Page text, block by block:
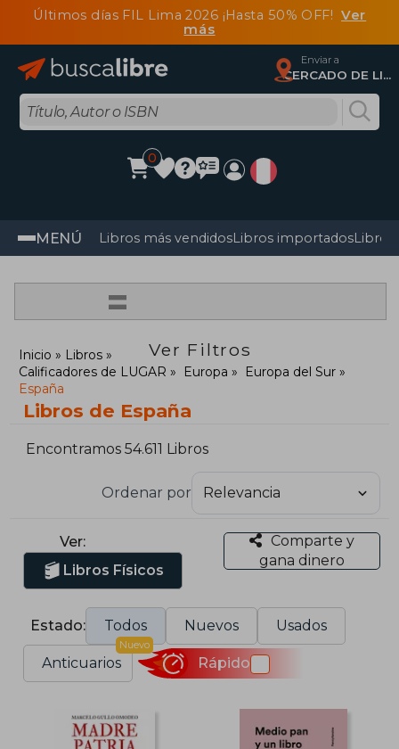
Últimos días FIL Lima 2026 ¡Hasta 50% OFF!Ver
más
Enviar a
CERCADO DE LIMA, Lima
0
MENÚ Libros más vendidosLibros importadosLibros
=
Ver Filtros
Inicio
Libros
Calificadores de LUGAR
Europa
Europa del Sur
España
Libros de España
Encontramos 54.611 Libros
Ordenar por
Ver:
Libros Físicos
Comparte y
gana dinero
Estado: Todos Nuevos Usados
Anticuarios
Nuevo
Rápido